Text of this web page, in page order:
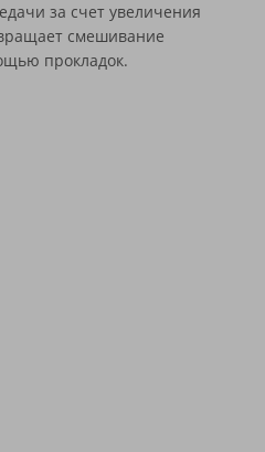
за счет увеличения
смешивание
прокладок.